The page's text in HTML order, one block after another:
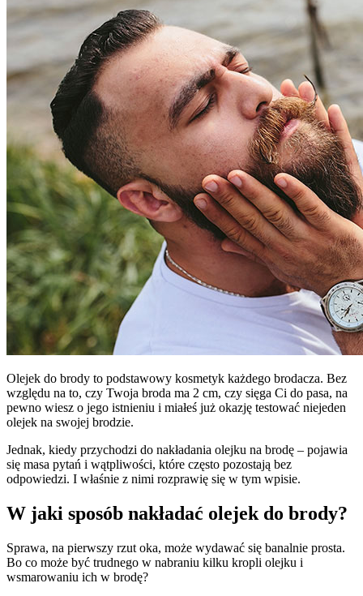
Olejek do brody to podstawowy kosmetyk każdego brodacza. Bez
względu na to, czy Twoja broda ma 2 cm, czy sięga Ci do pasa, na
pewno wiesz o jego istnieniu i miałeś już okazję testować niejeden
olejek na swojej brodzie.
Jednak, kiedy przychodzi do nakładania olejku na brodę – pojawia
się masa pytań i wątpliwości, które często pozostają bez
odpowiedzi. I właśnie z nimi rozprawię się w tym wpisie.
W jaki sposób nakładać olejek do brody?
Sprawa, na pierwszy rzut oka, może wydawać się banalnie prosta.
Bo co może być trudnego w nabraniu kilku kropli olejku i
wsmarowaniu ich w brodę?